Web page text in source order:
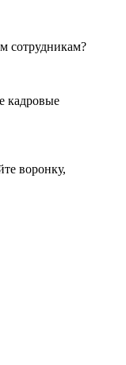
сотрудникам?
кадровые
воронку,